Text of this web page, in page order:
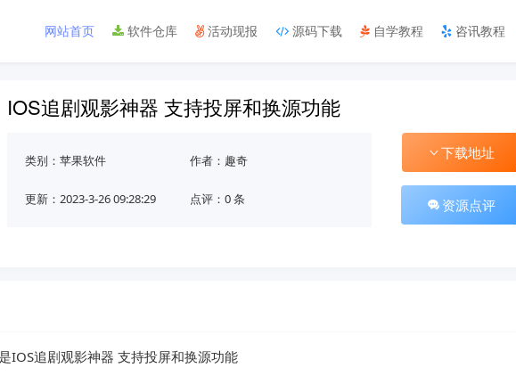
网站首页 软件仓库 活动现报 源码下载 自学教程 咨讯教程
IOS追剧观影神器 支持投屏和换源功能
类别： 苹果软件 作者：趣奇
更新：2023-3-26 09:28:29 点评：0 条
下载地址
资源点评
IOS追剧观影神器 支持投屏和换源功能